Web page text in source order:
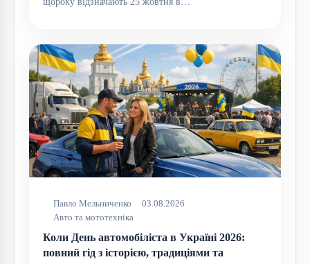
Павло Мельниченко
03.08.2026
Авто та мототехніка
Коли День автомобіліста в Україні 2026:
повний гід з історією, традиціями та